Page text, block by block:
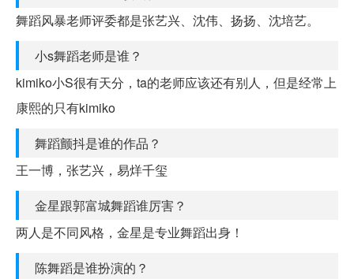
舞蹈风暴老师评委都是张艺兴、沈伟、扬扬、沈培艺。
小s舞蹈老师是谁？
kimiko小S很有天分，ta的老师应该还有别人，但是经常上
康熙的只有kimiko
舞蹈颤抖是谁的作品？
王一博，张艺兴，易烊千玺
金星跟郭富城舞蹈谁厉害？
两人是不同风格，金星是专业舞蹈出身！
陈舞蹈是谁扮演的？